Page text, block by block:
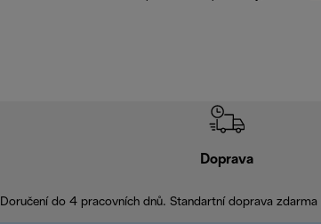
Doprava
Doručení do 4 pracovních dnů. Standartní doprava